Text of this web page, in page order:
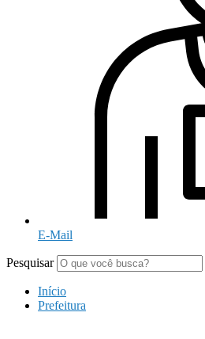
E-Mail
Pesquisar
Início
Prefeitura